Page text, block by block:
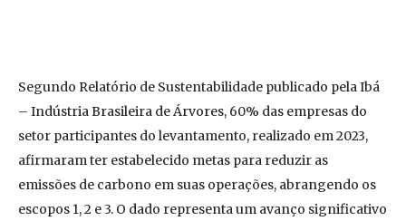
Segundo Relatório de Sustentabilidade publicado pela Ibá
– Indústria Brasileira de Árvores, 60% das empresas do
setor participantes do levantamento, realizado em 2023,
afirmaram ter estabelecido metas para reduzir as
emissões de carbono em suas operações, abrangendo os
escopos 1, 2 e 3. O dado representa um avanço significativo